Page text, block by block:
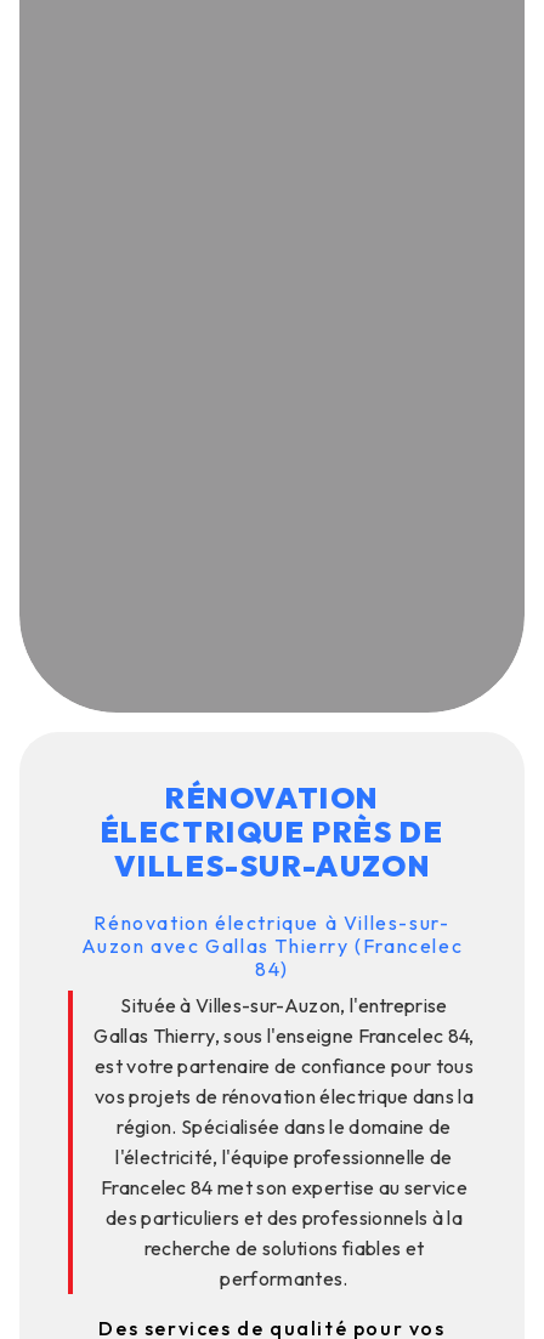
RÉNOVATION
ÉLECTRIQUE PRÈS DE
VILLES-SUR-AUZON
Rénovation électrique à Villes-sur-
Auzon avec Gallas Thierry (Francelec
84)
Située à Villes-sur-Auzon, l'entreprise
Gallas Thierry, sous l'enseigne Francelec 84,
est votre partenaire de confiance pour tous
vos projets de rénovation électrique dans la
région. Spécialisée dans le domaine de
l'électricité, l'équipe professionnelle de
Francelec 84 met son expertise au service
des particuliers et des professionnels à la
recherche de solutions fiables et
performantes.
Des services de qualité pour vos